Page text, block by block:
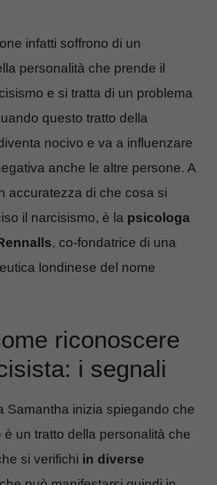
infatti soffrono di un
personalità che prende il
e si tratta di un problema
questo tratto della
nocivo e va a influenzare
anche le altre persone. A
accuratezza di che cosa si
il narcisismo, è la psicologa
, co-fondatrice di una
londinese del nome
riconoscere
i segnali
Samantha inizia spiegando che
è un tratto della personalità che
si verifichi in diverse